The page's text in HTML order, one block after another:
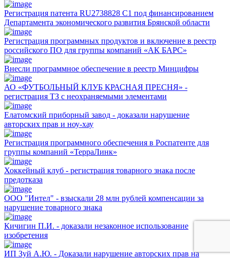
Регистрация патента RU2738828 C1 под финансированием
Департамента экономического развития Брянской области
Регистрация программных продуктов и включение в реестр
российского ПО для группы компаний «АК БАРС»
Внесли программное обеспечение в реестр Минцифры
АО «ФУТБОЛЬНЫЙ КЛУБ КРАСНАЯ ПРЕСНЯ» -
регистрация ТЗ с неохраняемыми элементами
Елатомский приборный завод - доказали нарушение
авторских прав и ноу-хау
Регистрация программного обеспечения в Роспатенте для
группы компаний «ТерраЛинк»
Хоккейный клуб - регистрация товарного знака после
предотказа
ООО "Интел" - взыскали 28 млн рублей компенсации за
нарушение товарного знака
Кичигин П.И. - доказали незаконное использование
изобретения
ИП Зуй А.Ю. - Доказали нарушение авторских прав на